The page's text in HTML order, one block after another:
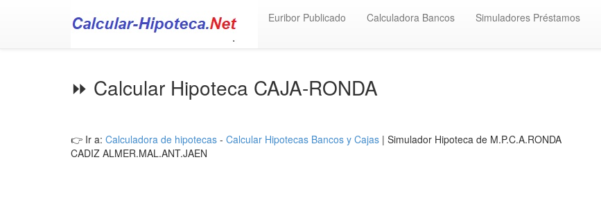
Euribor Publicado Calculadora Bancos Simuladores Préstamos
⏩ Calcular Hipoteca CAJA-RONDA
👉 Ir a: Calculadora de hipotecas - Calcular Hipotecas Bancos y Cajas | Simulador Hipoteca de M.P.C.A.RONDA
CADIZ ALMER.MAL.ANT.JAEN